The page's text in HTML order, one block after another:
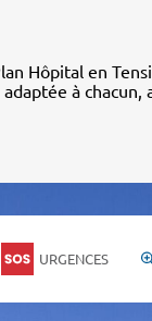
Hôpital en
à chacun,
URGENCES